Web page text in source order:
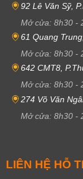
92 Lê Văn Sỹ,
Mở cửa: 8h30 -
61 Quang
Mở cửa: 8h30 -
642 CMT8,
Mở cửa: 8h30 -
274 Võ Văn
Mở cửa: 8h30 -
LIÊN HỆ HỖ